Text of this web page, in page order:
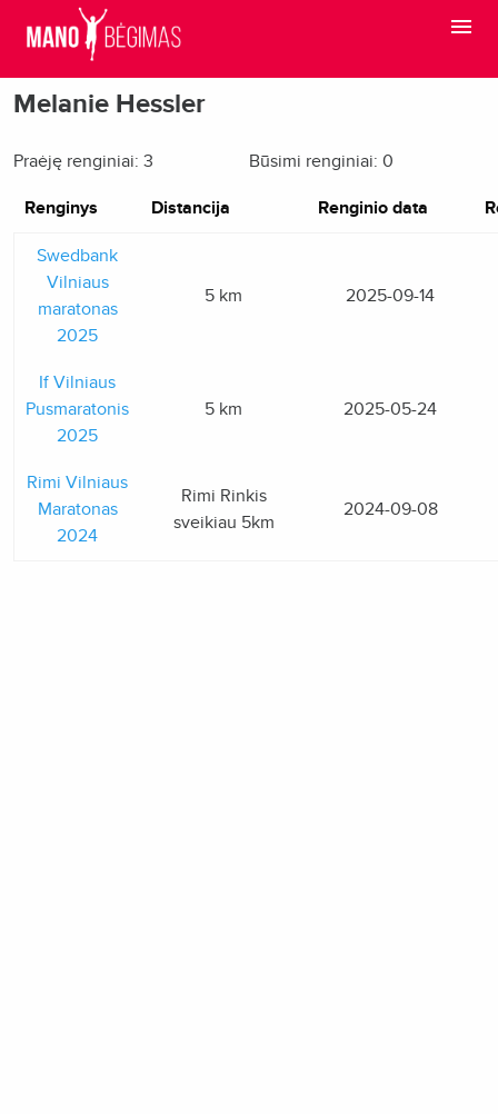
Melanie Hessler
Praėję renginiai: 3 Būsimi renginiai: 0
Renginys Distancija Renginio data
Swedbank
Vilniaus
maratonas
2025
5 km 2025-09-14
If Vilniaus
Pusmaratonis
2025
5 km 2025-05-24
Rimi Vilniaus
Maratonas
2024
Rimi Rinkis
sveikiau 5km
2024-09-08